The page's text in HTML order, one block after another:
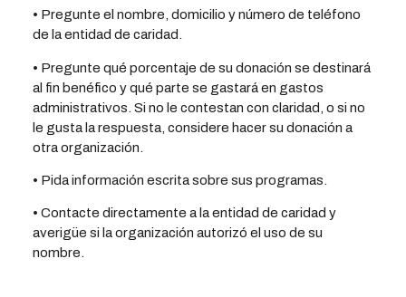
• Pregunte el nombre, domicilio y número de teléfono
de la entidad de caridad.
• Pregunte qué porcentaje de su donación se destinará
al fin benéfico y qué parte se gastará en gastos
administrativos. Si no le contestan con claridad, o si no
le gusta la respuesta, considere hacer su donación a
otra organización.
• Pida información escrita sobre sus programas.
• Contacte directamente a la entidad de caridad y
averigüe si la organización autorizó el uso de su
nombre.